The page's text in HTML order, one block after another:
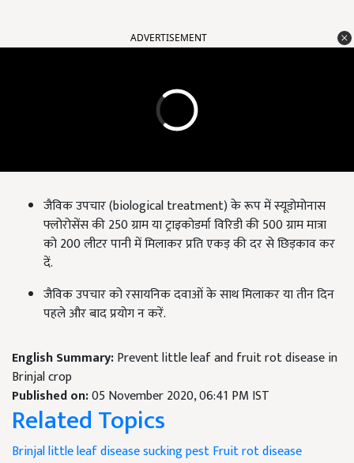
ADVERTISEMENT
जैविक उपचार (biological treatment) के रूप में स्यूडोमोनास
फ्लोरोसेंस की 250 ग्राम या ट्राइकोडर्मा विरिडी की 500 ग्राम मात्रा
को 200 लीटर पानी में मिलाकर प्रति एकड़ की दर से छिड़काव कर
दें.
जैविक उपचार को रसायनिक दवाओं के साथ मिलाकर या तीन दिन
पहले और बाद प्रयोग न करें.
English Summary:Prevent little leaf and fruit rot disease in
Brinjal crop
Published on:05 November 2020, 06:41 PM IST
Related Topics
Brinjallittle leaf diseasesucking pestFruit rot disease